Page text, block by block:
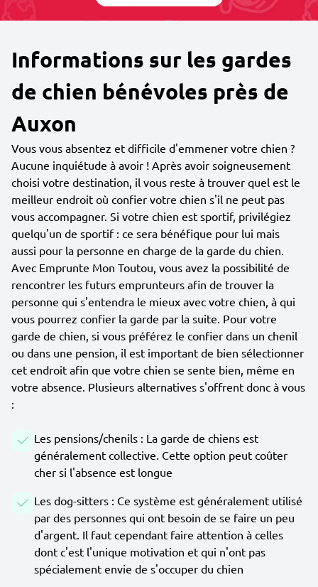
Informations sur les gardes
de chien bénévoles près de
Auxon
Vous vous absentez et difficile d'emmener votre chien ?
Aucune inquiétude à avoir ! Après avoir soigneusement
choisi votre destination, il vous reste à trouver quel est le
meilleur endroit où confier votre chien s'il ne peut pas
vous accompagner. Si votre chien est sportif, privilégiez
quelqu'un de sportif : ce sera bénéfique pour lui mais
aussi pour la personne en charge de la garde du chien.
Avec Emprunte Mon Toutou, vous avez la possibilité de
rencontrer les futurs emprunteurs afin de trouver la
personne qui s'entendra le mieux avec votre chien, à qui
vous pourrez confier la garde par la suite. Pour votre
garde de chien, si vous préférez le confier dans un chenil
ou dans une pension, il est important de bien sélectionner
cet endroit afin que votre chien se sente bien, même en
votre absence. Plusieurs alternatives s'offrent donc à vous
:
Les pensions/chenils : La garde de chiens est
généralement collective. Cette option peut coûter
cher si l'absence est longue
Les dog-sitters : Ce système est généralement utilisé
par des personnes qui ont besoin de se faire un peu
d'argent. Il faut cependant faire attention à celles
dont c'est l'unique motivation et qui n'ont pas
spécialement envie de s'occuper du chien